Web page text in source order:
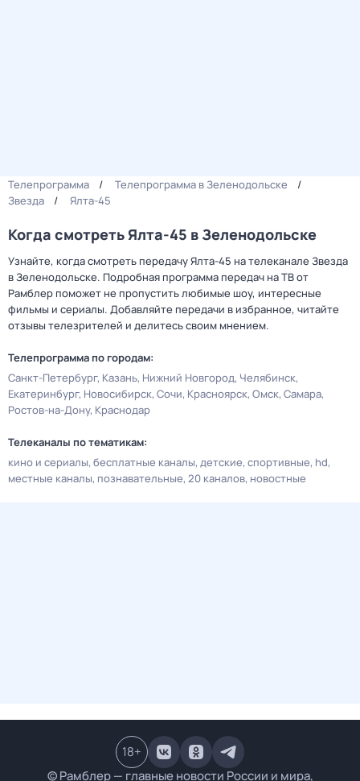
Телепрограмма
Телепрограмма в Зеленодольске
Звезда
Ялта-45
Когда смотреть Ялта-45 в Зеленодольске
Узнайте, когда смотреть передачу Ялта-45 на телеканале Звезда
в Зеленодольске. Подробная программа передач на ТВ от
Рамблер поможет не пропустить любимые шоу, интересные
фильмы и сериалы. Добавляйте передачи в избранное, читайте
отзывы телезрителей и делитесь своим мнением.
Телепрограмма по городам:
Санкт-Петербург Казань Нижний Новгород Челябинск
Екатеринбург Новосибирск Сочи Красноярск Омск Самара
Ростов-на-Дону Краснодар
Телеканалы по тематикам:
кино и сериалы бесплатные каналы детские спортивные hd
местные каналы познавательные 20 каналов новостные
© Рамблер — главные новости России и мира,
18+